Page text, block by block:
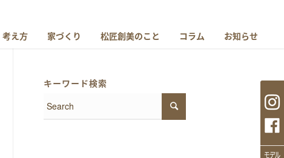
考え方 家づくり 松匠創美のこと コラム お知らせ
キーワード検索